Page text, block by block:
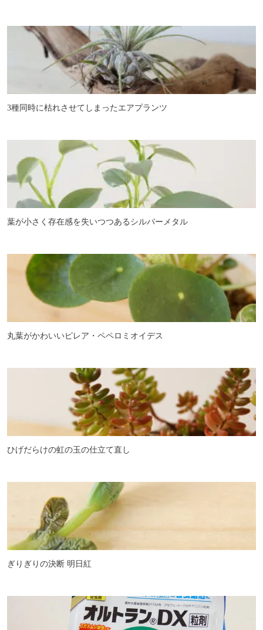
3種同時に枯れさせてしまったエアプランツ
葉が小さく存在感を失いつつあるシルバーメタル
丸葉がかわいいピレア・ペペロミオイデス
ひげだらけの虹の玉の仕立て直し
ぎりぎりの決断 明日紅